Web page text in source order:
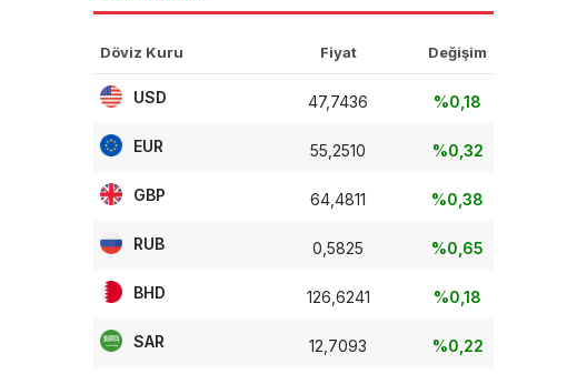
Döviz Kuru Fiyat Değişim
USD 47,7436 %0,18
EUR 55,2510 %0,32
GBP 64,4811 %0,38
RUB 0,5825 %0,65
BHD 126,6241 %0,18
SAR 12,7093 %0,22